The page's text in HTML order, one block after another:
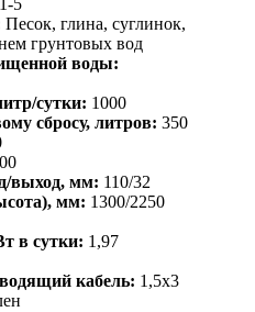
1-5
Песок, глина, суглинок,
грунтовых вод
воды:
сутки: 1000
сбросу, литров:350
выход, мм: 110/32
мм: 1300/2250
в сутки: 1,97
кабель: 1,5х3